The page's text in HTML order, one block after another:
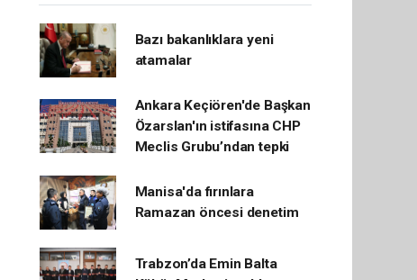
Bazı bakanlıklara yeni
atamalar
Ankara Keçiören'de Başkan
Özarslan'ın istifasına CHP
Meclis Grubu’ndan tepki
Manisa'da fırınlara
Ramazan öncesi denetim
Trabzon’da Emin Balta